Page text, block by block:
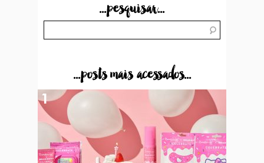
...pesquisar...
...posts mais acessados...
1